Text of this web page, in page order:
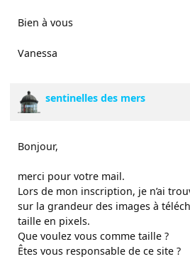
Bien à vous
Vanessa
sentinelles des mers
Bonjour,
merci pour votre mail.
Lors de mon inscription, je n’ai
sur la grandeur des images à
taille en pixels.
Que voulez vous comme taille ?
Êtes vous responsable de ce site ?